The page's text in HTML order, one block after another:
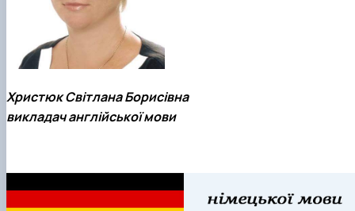
Христюк Світлана Борисівна
викладач англійської мови